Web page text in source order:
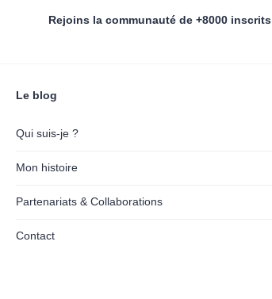
Rejoins la communauté de +8000 inscrits
Le blog
Qui suis-je ?
Mon histoire
Partenariats & Collaborations
Contact